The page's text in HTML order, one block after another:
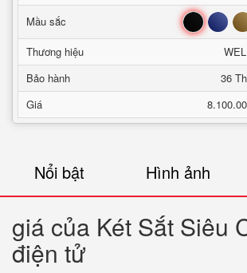
Mầu sắc Đen Xanh
Thương hiệu
Bảo hành
36
Giá
Nổi bật Hình ảnh
giá của Két Sắt Siêu
điện tử